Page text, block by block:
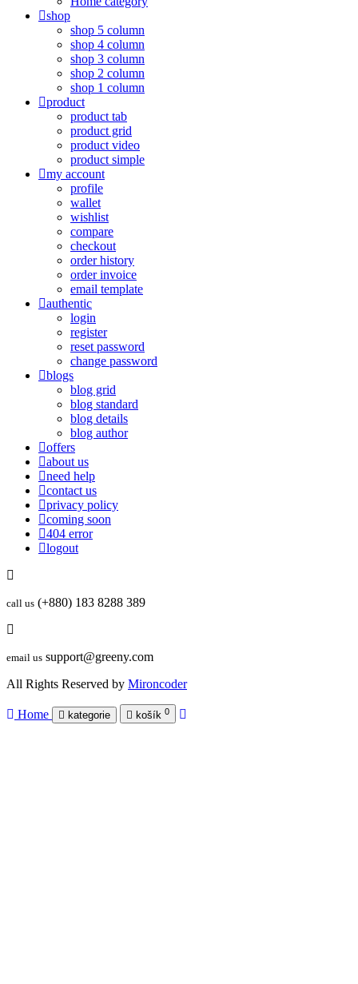
shop
shop 5 column
shop 4 column
shop 3 column
shop 2 column
shop 1 column
product
product tab
product grid
product video
product simple
my account
profile
wallet
wishlist
compare
checkout
order history
order invoice
email template
authentic
login
register
reset password
change password
blogs
blog grid
blog standard
blog details
blog author
offers
about us
need help
contact us
privacy policy
coming soon
404 error
logout
call us (+880) 183 8288 389
email us support@greeny.com
All Rights Reserved by Mironcoder
Home kategorie košík 0